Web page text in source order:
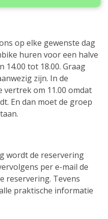
op elke gewenste dag
huren voor een halve
14.00 tot 18.00. Graag
zijn. In de
om 11.00 omdat
En dan moet de groep
wordt de reservering
per e-mail de
reservering. Tevens
praktische informatie